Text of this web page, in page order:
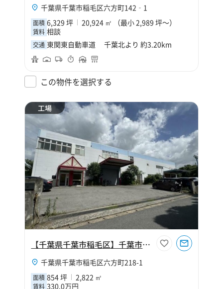
千葉県千葉市稲毛区六方町142‐1
面積 6,329 坪 20,924 ㎡ （最小 2,989 坪～）
賃料 相談
交通 東関東自動車道 千葉北より 約3.20km
この物件を選択する
工場
【千葉県千葉市稲毛区】千葉市稲毛区六方町854坪工場
千葉県千葉市稲毛区六方町218-1
面積 854 坪 2,822 ㎡
賃料 330.0万円